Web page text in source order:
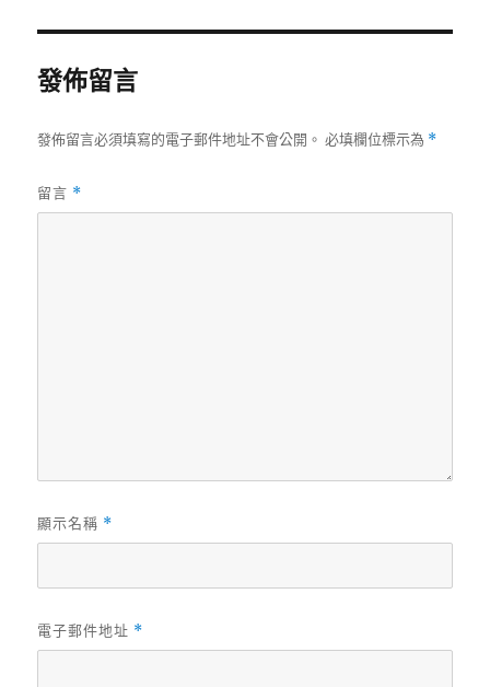
發佈留言
發佈留言必須填寫的電子郵件地址不會公開。 必填欄位標示為 *
留言 *
顯示名稱 *
電子郵件地址 *